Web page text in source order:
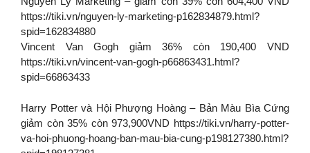
https://tiki.vn/nguyen-ly-marketing-p162834879.html?
spid=162834880
Vincent Van Gogh giảm 36% còn 190,400 VND
https://tiki.vn/vincent-van-gogh-p66863431.html?
spid=66863433
Harry Potter và Hội Phượng Hoàng – Bản Màu Bìa Cứng
giảm còn 35% còn 973,900VND https://tiki.vn/harry-potter-
va-hoi-phuong-hoang-ban-mau-bia-cung-p198127380.html?